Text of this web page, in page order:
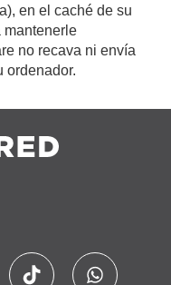
en el caché de su
mantenerle
no recava ni envía
ordenador.